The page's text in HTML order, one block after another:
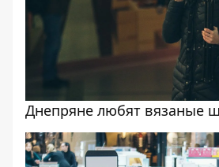
Днепряне любят вязаные